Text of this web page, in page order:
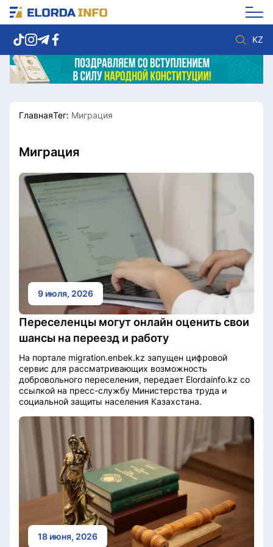
KZ
Новости столицы
Спорт
Видео
Мир
Послание
Служба Комплаенс
Этический кодекс
Служу стране
ГлавнаяТег: Миграция
Миграция
9 июля, 2026
Переселенцы могут онлайн оценить свои
шансы на переезд и работу
На портале migration.enbek.kz запущен цифровой
сервис для рассматривающих возможность
добровольного переселения, передает Elordainfo.kz со
ссылкой на пресс-службу Министерства труда и
социальной защиты населения Казахстана.
18 июня, 2026